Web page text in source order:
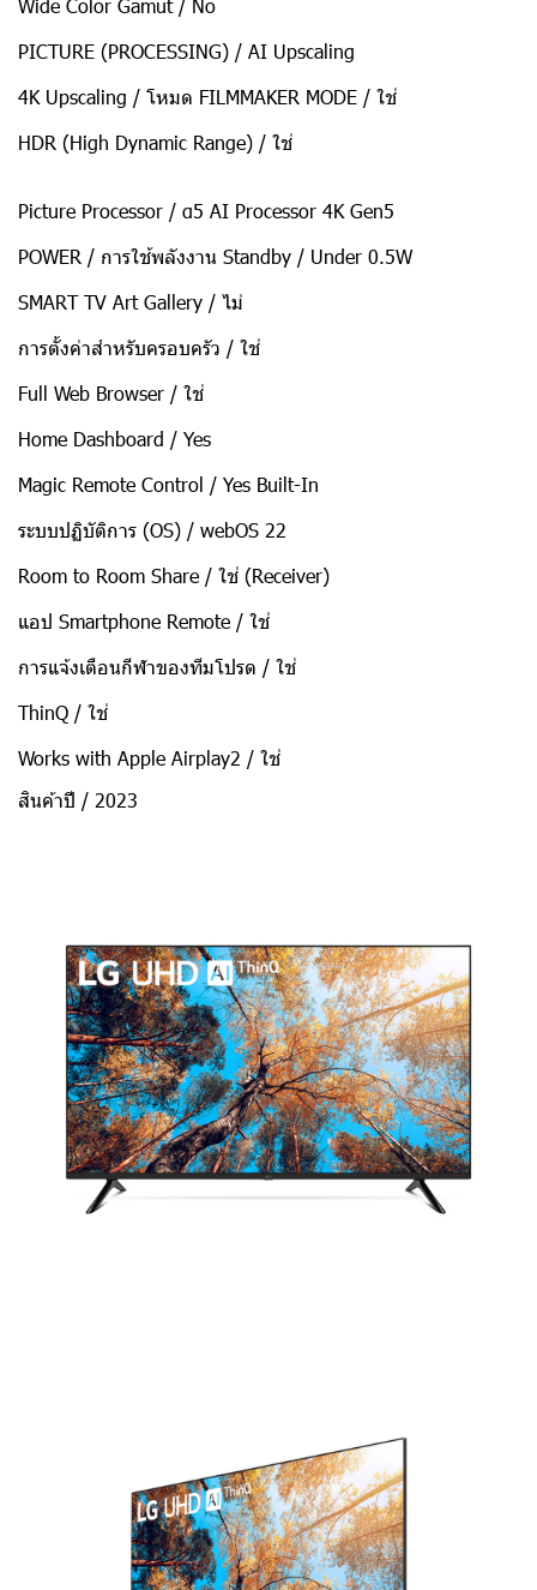
Wide Color Gamut / No
PICTURE (PROCESSING) / AI Upscaling
4K Upscaling / โหมด FILMMAKER MODE / ใช่
HDR (High Dynamic Range) / ใช่
Picture Processor / α5 AI Processor 4K Gen5
POWER / การใช้พลังงาน Standby / Under 0.5W
SMART TV Art Gallery / ไม่
การตั้งค่าสำหรับครอบครัว / ใช่
Full Web Browser / ใช่
Home Dashboard / Yes
Magic Remote Control / Yes Built-In
ระบบปฏิบัติการ (OS) / webOS 22
Room to Room Share / ใช่ (Receiver)
แอป Smartphone Remote / ใช่
การแจ้งเตือนกีฬาของทีมโปรด / ใช่
ThinQ / ใช่
Works with Apple Airplay2 / ใช่
สินค้าปี / 2023